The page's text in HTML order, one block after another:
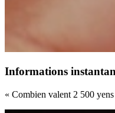
Informations
« Combien valent 2 500